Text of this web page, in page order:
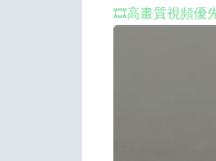
🎞️高畫質視頻優